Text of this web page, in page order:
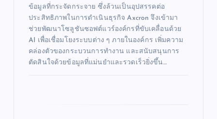
ข้อมูลที่กระจัดกระจาย ซึ่งล้วนเป็นอุปสรรคต่อ
ประสิทธิภาพในการดำเนินธุรกิจ Axcron จึงเข้ามา
ช่วยพัฒนาโซลูชันซอฟต์แวร์องค์กรที่ขับเคลื่อนด้วย
AI เพื่อเชื่อมโยงระบบต่าง ๆ ภายในองค์กร เพิ่มความ
คล่องตัวของกระบวนการทำงาน และสนับสนุนการ
ตัดสินใจด้วยข้อมูลที่แม่นยำและรวดเร็วยิ่งขึ้น…